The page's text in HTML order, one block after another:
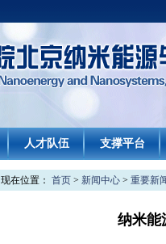
人才队伍 支撑平台
现在位置： 首页> 新闻中心> 重要新
纳米能